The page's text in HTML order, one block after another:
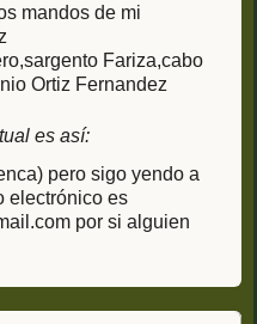
mandos de mi
Fariza,cabo
Ortiz Fernandez
es así:
pero sigo yendo a
electrónico es
por si alguien